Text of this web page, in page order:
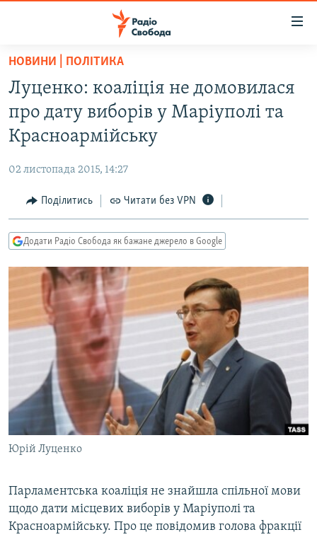
Перейти
основного
матеріалу
Перейти
до
основної
Перейти
до
пошуку
ВСЕ ЗА ДОБУ
СТАТТІ
ЕКОНОМІКА
СУСПІЛЬСТВО
УКРАЇНА
СВІТ
РОСІЙСЬКА «ФІЛЬТРАЦІЯ»
ДОНБАС.РЕАЛІЇ
ТИ ЯК?
СХЕМИ
КИТАЙ.ВИКЛИКИ
МУЛЬТИМЕДІА
СПЕЦПРОЄКТИ
ПОДКАСТИ
КРИМ РЕАЛІЇ
УКР
КТАТ
НОВИНИ | ПОЛІТИКА
Луценко: коаліція не домовилася
про дату виборів у Маріуполі та
Красноармійську
02 листопада 2015, 14:27
Поділитись Читати без VPN
Додати Радіо Свобода як бажане джерело в Google
Юрій Луценко
Парламентська коаліція не знайшла спільної мови
щодо дати місцевих виборів у Маріуполі та
Красноармійську. Про це повідомив голова фракції